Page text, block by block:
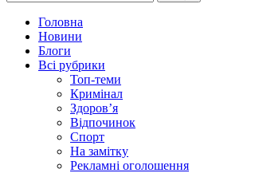
Головна
Новини
Блоги
Всі рубрики
Топ-теми
Кримінал
Здоров’я
Відпочинок
Спорт
На замітку
Рекламні оголошення